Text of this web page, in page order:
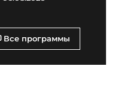
Все программы